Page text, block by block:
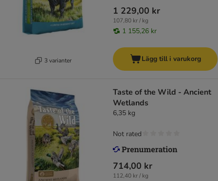
3 varianter
1 229,00 kr
107,80 kr / kg
1 155,26 kr
Lägg till i varukorg
Taste of the Wild - Ancient
Wetlands
6,35 kg
714,00 kr
112,40 kr / kg
Not rated